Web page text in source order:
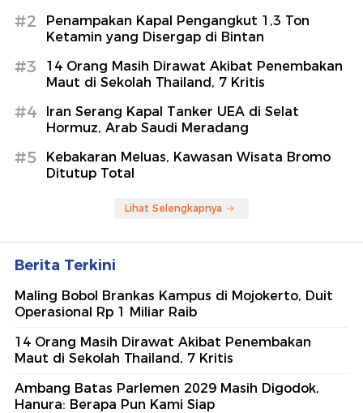
#2
Penampakan Kapal Pengangkut 1,3 Ton
Ketamin yang Disergap di Bintan
#3
14 Orang Masih Dirawat Akibat Penembakan
Maut di Sekolah Thailand, 7 Kritis
#4
Iran Serang Kapal Tanker UEA di Selat
Hormuz, Arab Saudi Meradang
#5
Kebakaran Meluas, Kawasan Wisata Bromo
Ditutup Total
Lihat Selengkapnya
Berita Terkini
Maling Bobol Brankas Kampus di Mojokerto, Duit
Operasional Rp 1 Miliar Raib
14 Orang Masih Dirawat Akibat Penembakan
Maut di Sekolah Thailand, 7 Kritis
Ambang Batas Parlemen 2029 Masih Digodok,
Hanura: Berapa Pun Kami Siap